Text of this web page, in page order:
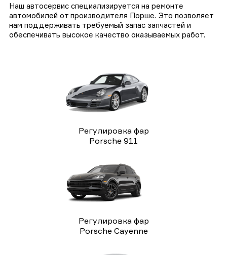
Наш автосервис специализируется на ремонте
автомобилей от производителя Порше. Это позволяет
нам поддерживать требуемый запас запчастей и
обеспечивать высокое качество оказываемых работ.
Регулировка фар
Porsche 911
Регулировка фар
Porsche Cayenne